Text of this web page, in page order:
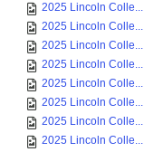
2025 Lincoln Colle...
2025 Lincoln Colle...
2025 Lincoln Colle...
2025 Lincoln Colle...
2025 Lincoln Colle...
2025 Lincoln Colle...
2025 Lincoln Colle...
2025 Lincoln Colle...